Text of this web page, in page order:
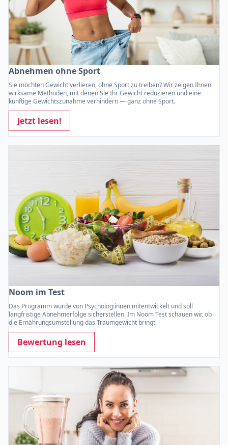
Abnehmen ohne Sport
Sie möchten Gewicht verlieren, ohne Sport zu treiben? Wir zeigen Ihnen
wirksame Methoden, mit denen Sie Ihr Gewicht reduzieren und eine
künftige Gewichtszunahme verhindern — ganz ohne Sport.
Jetzt lesen!
Noom im Test
Das Programm wurde von Psycholog:innen mitentwickelt und soll
langfristige Abnehmerfolge sicherstellen. Im Noom Test schauen wir, ob
die Ernährungsumstellung das Traumgewicht bringt.
Bewertung lesen